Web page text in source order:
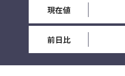
現在値
前日比